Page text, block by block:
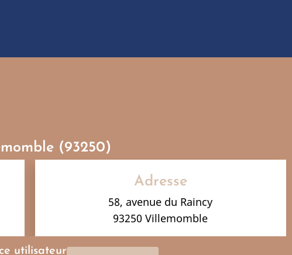
(93250)
Adresse
58, avenue du Raincy
93250 Villemomble
utilisateur